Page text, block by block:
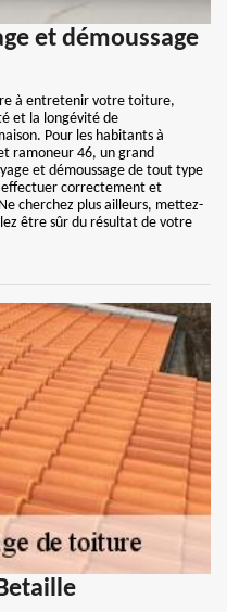
et démoussage
à entretenir votre toiture,
et la longévité de
Pour les habitants à
ramoneur 46, un grand
et démoussage de tout type
correctement et
cherchez plus ailleurs, mettez-
être sûr du résultat de votre